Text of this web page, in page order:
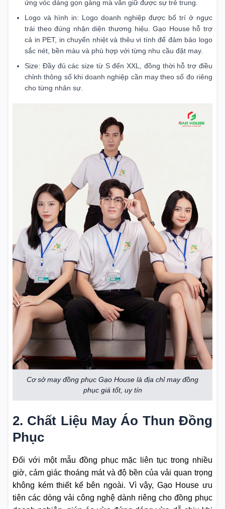
ứng vóc dáng gọn gàng mà vẫn giữ được sự trẻ trung.
Logo và hình in: Logo doanh nghiệp được bố trí ở ngực
trái theo đúng nhận diện thương hiệu. Gạo House hỗ trợ
cả in PET, in chuyển nhiệt và thêu vi tính để đảm bảo logo
sắc nét, bền màu và phù hợp với từng nhu cầu đặt may.
Size: Đầy đủ các size từ S đến XXL, đồng thời hỗ trợ điều
chỉnh thông số khi doanh nghiệp cần may theo số đo riêng
cho từng nhân sự.
Cơ sở may đồng phục Gạo House là địa chỉ may đồng
phục giá tốt, uy tín
2. Chất Liệu May Áo Thun Đồng
Phục
Đối với một mẫu đồng phục mặc liên tục trong nhiều
giờ, cảm giác thoáng mát và độ bền của vải quan trọng
không kém thiết kế bên ngoài. Vì vậy, Gạo House ưu
tiên các dòng vải công nghệ dành riêng cho đồng phục